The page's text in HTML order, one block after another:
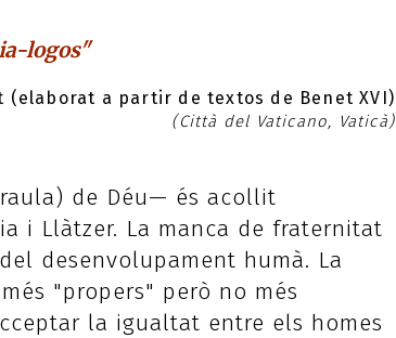
logos"
(elaborat a partir de textos de Benet XVI)
(Città del Vaticano, Vaticà)
de Déu— és acollit
i Llàtzer. La manca de fraternitat
desenvolupament humà. La
"propers" però no més
la igualtat entre els homes